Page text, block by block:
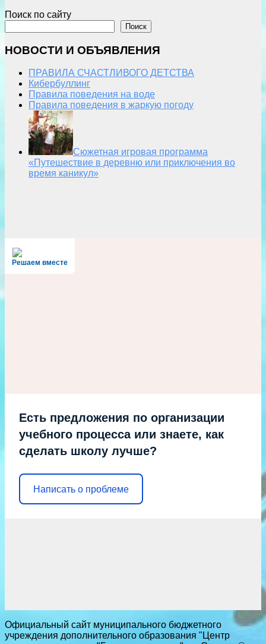
Поиск по сайту
Поиск
НОВОСТИ И ОБЪЯВЛЕНИЯ
ПРАВИЛА СЧАСТЛИВОГО ДЕТСТВА
Кибербуллинг
Правила поведения на воде
Правила поведения в жаркую погоду
Сюжетная игровая программа
«Путешествие в деревню или приключения во
время каникул»
Решаем вместе
Есть предложения по организации
учебного процесса или знаете, как
сделать школу лучше?
Написать о проблеме
Официальный сайт муниципального бюджетного
учреждения дополнительного образования "Центр